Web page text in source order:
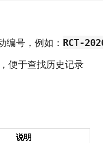
编号，例如： RCT-
便于查找历史记录
说明